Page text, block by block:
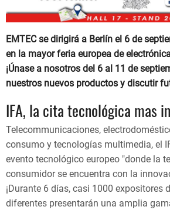
EMTEC se dirigirá a Berlín el 6 de
en la mayor feria europea de
¡Únase a nosotros del 6 al 11 de
nuestros nuevos productos y discutir
IFA, la cita tecnológica mas
Telecommunicaciones,
consumo y tecnologías multimedia, el
evento tecnológico europeo "donde la
consumidor se encuentra con la
¡Durante 6 días, casi 1000 expositores
diferentes presentarán una amplia